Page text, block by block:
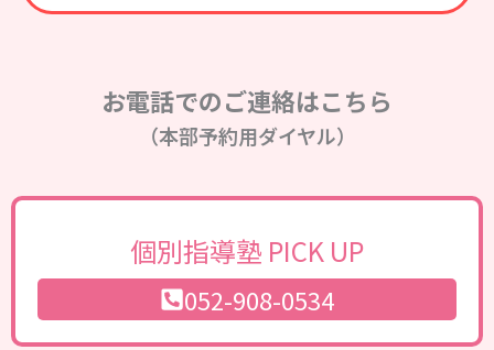
お電話でのご連絡はこちら
（本部予約用ダイヤル）
個別指導塾 PICK UP
052-908-0534